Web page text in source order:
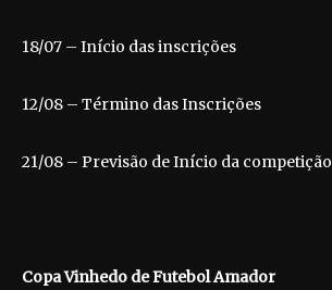
18/07 – Início das inscrições
12/08 – Término das Inscrições
21/08 – Previsão de Início da competição
Copa Vinhedo de Futebol Amador